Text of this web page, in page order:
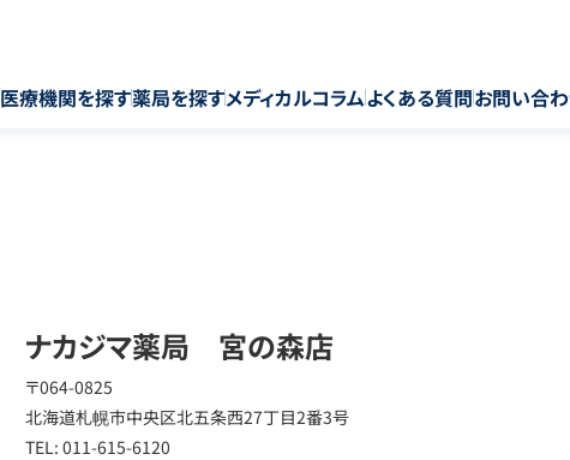
医療機関を探す薬局を探すメディカルコラムよくある質問お問い合
ナカジマ薬局 宮の森店
〒064-0825
北海道札幌市中央区北五条西27丁目2番3号
TEL: 011-615-6120